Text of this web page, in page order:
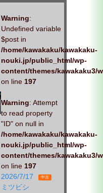
Warning:
Undefined variable
$post in
/home/kawakaku/kawakaku-
nouki.jp/public_html/wp-
content/themes/kawakaku3/
on line 197
Warning: Attempt
to read property
"ID" on null in
/home/kawakaku/kawakaku-
nouki.jp/public_html/wp-
content/themes/kawakaku3/
on line 197
2026/7/17
中古
ミツビシ